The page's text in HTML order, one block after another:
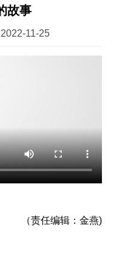
故事
2022-11-25
（责任编辑：金燕)